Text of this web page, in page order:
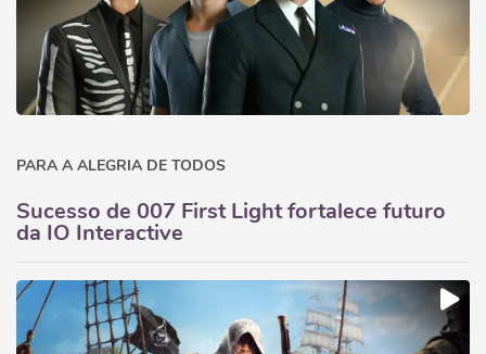
PARA A ALEGRIA DE TODOS
Sucesso de 007 First Light fortalece futuro
da IO Interactive